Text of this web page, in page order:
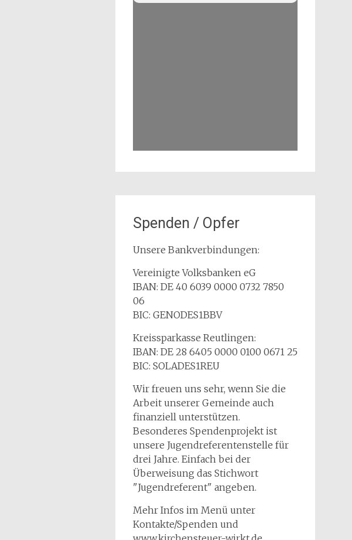
Spenden / Opfer
Unsere Bankverbindungen:
Vereinigte Volksbanken eG
IBAN: DE 40 6039 0000 0732 7850
06
BIC: GENODES1BBV
Kreissparkasse Reutlingen:
IBAN: DE 28 6405 0000 0100 0671 25
BIC: SOLADES1REU
Wir freuen uns sehr, wenn Sie die
Arbeit unserer Gemeinde auch
finanziell unterstützen.
Besonderes Spendenprojekt ist
unsere Jugendreferentenstelle für
drei Jahre. Einfach bei der
Überweisung das Stichwort
"Jugendreferent" angeben.
Mehr Infos im Menü unter
Kontakte/Spenden und